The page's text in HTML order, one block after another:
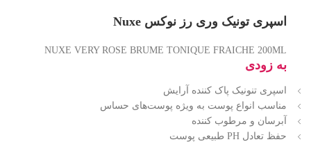
اسپری تونیک وری رز نوکس Nuxe
NUXE VERY ROSE BRUME TONIQUE FRAICHE 200ML
به زودی
اسپری تنونیک پاک کننده آرایش
مناسب انواع پوست به ویژه پوست‌های حساس
آبرسان و مرطوب کننده
حفظ تعادل PH طبیعی پوست